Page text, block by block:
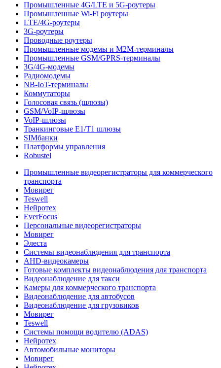
Промышленные 4G/LTE и 5G-роутеры
Промышленные Wi-Fi роутеры
LTE/4G-роутеры
3G-роутеры
Проводные роутеры
Промышленные модемы и M2M-терминалы
Промышленные GSM/GPRS-терминалы
3G/4G-модемы
Радиомодемы
NB-IoT-терминалы
Коммутаторы
Голосовая связь (шлюзы)
GSM/VoIP-шлюзы
VoIP-шлюзы
Транкинговые E1/T1 шлюзы
SIMбанки
Платформы управления
Robustel
Промышленные видеорегистраторы для коммерческого
транспорта
Мовирег
Teswell
Нейротех
EverFocus
Персональные видеорегистраторы
Мовирег
Элеста
Системы видеонаблюдения для транспорта
AHD-видеокамеры
Готовые комплекты видеонаблюдения для транспорта
Видеонаблюдение для такси
Камеры для коммерческого транспорта
Видеонаблюдение для автобусов
Видеонаблюдение для грузовиков
Мовирег
Teswell
Системы помощи водителю (ADAS)
Нейротех
Автомобильные мониторы
Мовирег